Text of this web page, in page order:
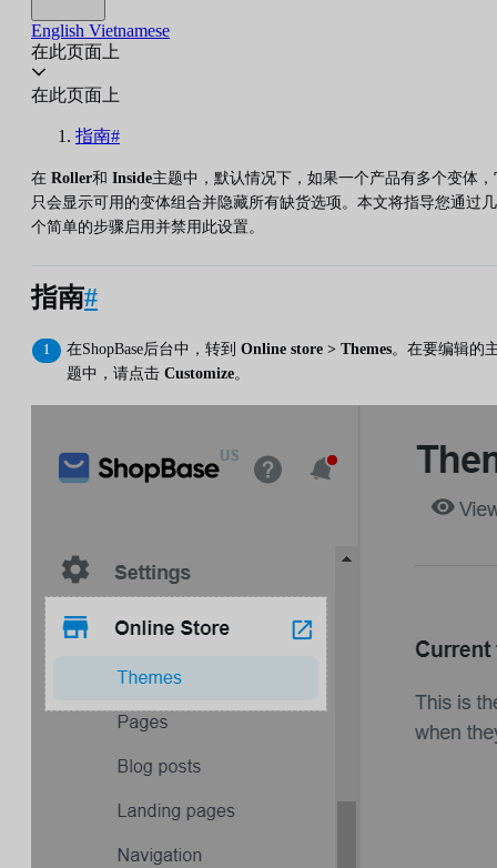
English Vietnamese
在此页面上
在此页面上
指南#
在 Roller和 Inside主题中，默认情况下，如果一个产品有多个变体，
只会显示可用的变体组合并隐藏所有缺货选项。本文将指导您通过几
个简单的步骤启用并禁用此设置。
指南#
在ShopBase后台中，转到 Online store > Themes。在要编辑的
题中，请点击 Customize。